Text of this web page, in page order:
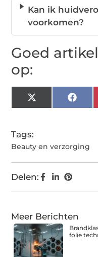
Kan ik
voorkomen?
Goed
op:
X
(Twitter)
Tags:
Beauty en verzorging
Delen:
Meer Berichten
folie